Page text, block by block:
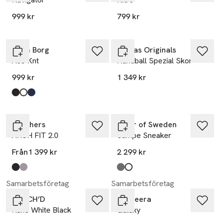
999 kr
799 kr
Björn Borg
Ace Knt
999 kr
Produkten finns i färgerna:
Black,
White,
Navy,
Adidas Originals
Handball Spezial Skor
1 349 kr
Skechers
ARCH FIT 2.0
Från1 399 kr
Produkten finns i färgerna:
Bbk,
Tpe,
Tiger of Sweden
Sampe Sneaker
2 299 kr
Produkten finns i färgerna:
Black
White
Samarbetsföretag
DUTCH’D
Rune White Black
Samarbetsföretag
Bagheera
Galaxy